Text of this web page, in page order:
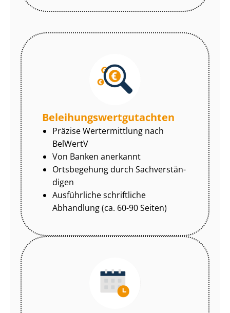
Be­lei­hungs­wert­gut­ach­ten
Präzise Wertermittlung nach
BelWertV
Von Banken anerkannt
Ortsbegehung durch Sach­ver­stän­
di­gen
Ausführliche schriftliche
Abhandlung (ca. 60-90 Seiten)